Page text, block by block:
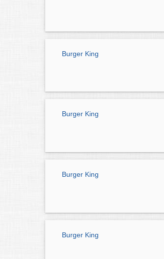
Burger King
Burger King
Burger King
Burger King